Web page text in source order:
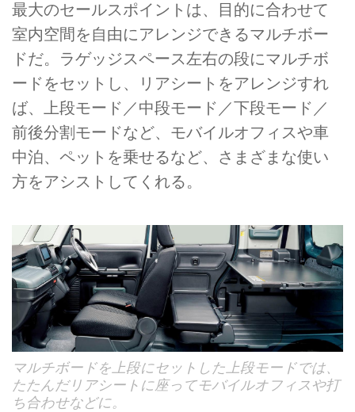
最大のセールスポイントは、目的に合わせて
室内空間を自由にアレンジできるマルチボー
ドだ。ラゲッジスペース左右の段にマルチボ
ードをセットし、リアシートをアレンジすれ
ば、上段モード／中段モード／下段モード／
前後分割モードなど、モバイルオフィスや車
中泊、ペットを乗せるなど、さまざまな使い
方をアシストしてくれる。
マルチボードを上段にセットした上段モードでは、
たたんだリアシートに座ってモバイルオフィスや打
ち合わせなどに。